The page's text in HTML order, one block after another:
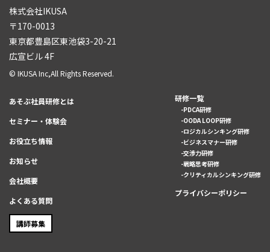
株式会社IKUSA
〒170-0013
東京都豊島区東池袋3-20-21
広宣ビル 4F
© IKUSA Inc,All Rights Reserved.
あそぶ社員研修とは
セミナー・体験会
お役立ち情報
お知らせ
会社概要
よくある質問
講師募集
研修一覧
PDCA研修
OODA LOOP研修
ロジカルシンキング研修
ビジネスマナー研修
交渉力研修
戦略思考研修
クリティカルシンキング研修
プライバシーポリシー